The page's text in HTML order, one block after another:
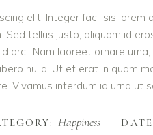
elit. Integer facilisis
tellus justo, aliquam id
orci. Nam laoreet ornare
nulla. Ut et erat in quam
Vivamus interdum id urna ut
Happiness